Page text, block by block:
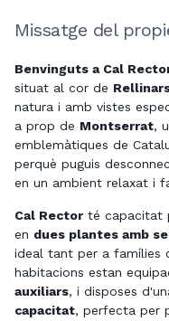
Missatge del
Benvinguts a Cal
situat al cor de
natura i amb vistes
a prop de Montserrat,
emblemàtiques de
perquè puguis
en un ambient relaxat i
Cal Rector té capacitat
en dues plantes amb
ideal tant per a famílies
habitacions estan
auxiliars, i disposes
capacitat, perfecta per